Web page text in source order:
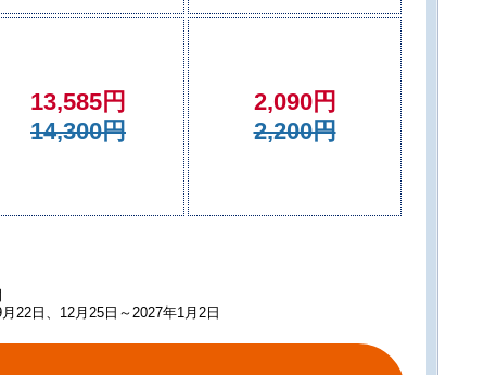
13,585円
14,300円
2,090円
2,200円
22日、12月25日～2027年1月2日